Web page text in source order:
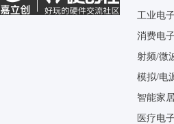
工业电
消费电
射频/微
模拟/电
智能家
医疗电